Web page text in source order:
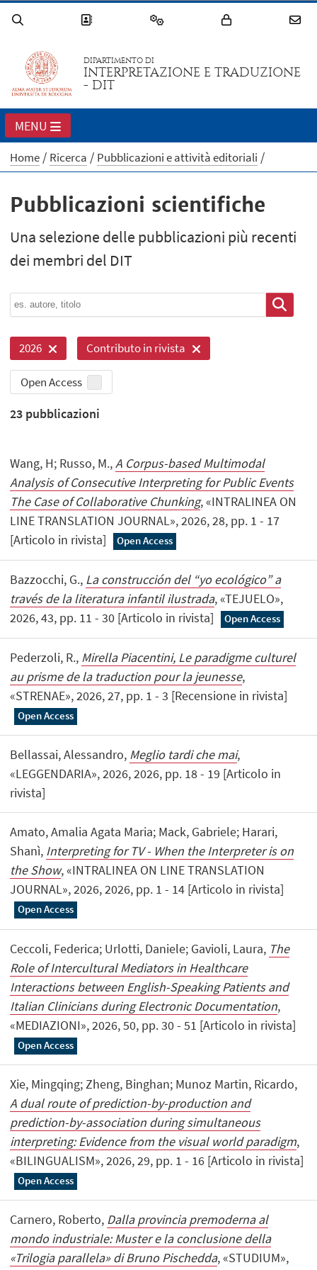
DIPARTIMENTO DI
INTERPRETAZIONE E TRADUZIONE
- DIT
MENU
Home Ricerca Pubblicazioni e attività editoriali
Pubblicazioni scientifiche
Una selezione delle pubblicazioni più recenti
dei membri del DIT
2026 Contributo in rivista
Open Access
23 pubblicazioni
Wang, H; Russo, M.,A Corpus-based Multimodal
Analysis of Consecutive Interpreting for Public Events
The Case of Collaborative Chunking, «INTRALINEA ON
LINE TRANSLATION JOURNAL», 2026, 28, pp. 1 - 17
[Articolo in rivista]
Open Access
Bazzocchi, G., La construcción del “yo ecológico” a
través de la literatura infantil ilustrada, «TEJUELO»,
2026, 43, pp. 11 - 30 [Articolo in rivista]
Open Access
Pederzoli, R., Mirella Piacentini, Le paradigme culturel
au prisme de la traduction pour la jeunesse,
«STRENAE», 2026, 27, pp. 1 - 3 [Recensione in rivista]
Open Access
Bellassai, Alessandro, Meglio tardi che mai,
«LEGGENDARIA», 2026, 2026, pp. 18 - 19 [Articolo in
rivista]
Amato, Amalia Agata Maria; Mack, Gabriele; Harari,
Shanì, Interpreting for TV - When the Interpreter is on
the Show, «INTRALINEA ON LINE TRANSLATION
JOURNAL», 2026, 2026, pp. 1 - 14 [Articolo in rivista]
Open Access
Ceccoli, Federica; Urlotti, Daniele; Gavioli, Laura, The
Role of Intercultural Mediators in Healthcare
Interactions between English-Speaking Patients and
Italian Clinicians during Electronic Documentation,
«MEDIAZIONI», 2026, 50, pp. 30 - 51 [Articolo in rivista]
Open Access
Xie, Mingqing; Zheng, Binghan; Munoz Martin, Ricardo,
A dual route of prediction-by-production and
prediction-by-association during simultaneous
interpreting: Evidence from the visual world paradigm,
«BILINGUALISM», 2026, 29, pp. 1 - 16 [Articolo in rivista]
Open Access
Carnero, Roberto, Dalla provincia premoderna al
mondo industriale: Muster e la conclusione della
«Trilogia parallela» di Bruno Pischedda, «STUDIUM»,